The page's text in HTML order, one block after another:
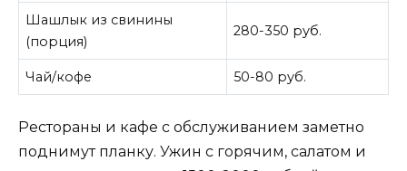
Шашлык из свинины
(порция)
280-350 руб.
Чай/кофе 50-80 руб.
Рестораны и кафе с обслуживанием заметно
поднимут планку. Ужин с горячим, салатом и